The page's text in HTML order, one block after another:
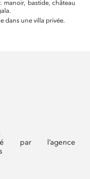
manoir, bastide, château
dans une villa privée.
par l’agence